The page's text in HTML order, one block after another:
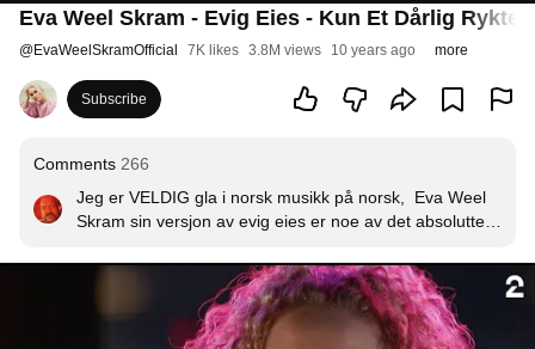
Eva Weel Skram - Evig Eies - Kun Et Dårlig Rykte
@EvaWeelSkramOfficial 7K likes 3.8M views 10 years ago more
Subscribe
Comments 266
Jeg er VELDIG gla i norsk musikk på norsk,  Eva Weel
Skram sin versjon av evig eies er noe av det absolutte